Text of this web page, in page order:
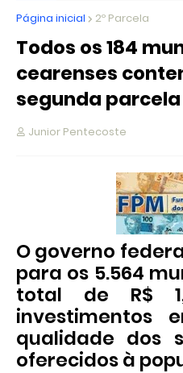
JORNALISMO
CRÍTICO
Página inicial 2º Parcela
Todos os 184
cearenses
segunda parcela
Junior Pentecoste
O governo
para os 5.564
total de R$
investimentos
qualidade dos
oferecidos à